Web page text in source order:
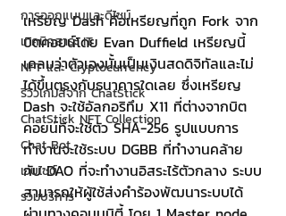
การออกแบบและดีไซน์
เทคนิคสาระ IT
NFT และ Cryptocurrency
รีวิวเกมส์จาก ChatStick
ChatStick NFT Collection
Chat Bot
เวบไซต์
รวมบริการ
เหรียญ Dash คือเหรียญที่ถูก Fork จาก
บิตคอยน์โดย Evan Duffield เหรียญนี้
เคลมว่าตัวเองนั้นเป็นเงินสดดิจิทัลและไม่
ได้ขึ้นตรงกับธนาคารใดเลย ซึ่งเหรียญ
Dash จะใช้อัลกอริทึม X11 ที่ต่างจากบิต
คอยน์ที่จะใช้ตัว SHA-256 รูปแบบการ
ทำงานจะใช้ระบบ DGBB ที่ทำงานคล้าย
กับ DAO ที่จะทำงานอิสระไร้ตัวกลาง ระบบ
สามารถให้ผู้ใช้ส่งคำร้องพัฒนาระบบได้